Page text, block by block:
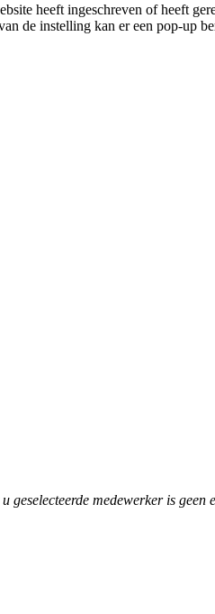
heeft ingeschreven of heeft
de instelling kan er een pop-up
geselecteerde medewerker is geen